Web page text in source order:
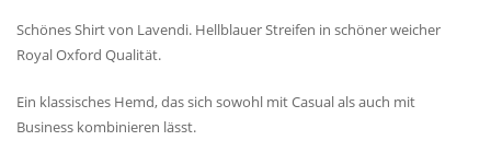
Schönes Shirt von Lavendi. Hellblauer Streifen in schöner weicher
Royal Oxford Qualität.
Ein klassisches Hemd, das sich sowohl mit Casual als auch mit
Business kombinieren lässt.